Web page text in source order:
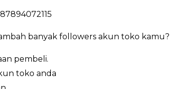
banyak followers akun toko kamu?
pembeli.
toko anda